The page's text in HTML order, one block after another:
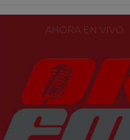
AHORA EN VIVO